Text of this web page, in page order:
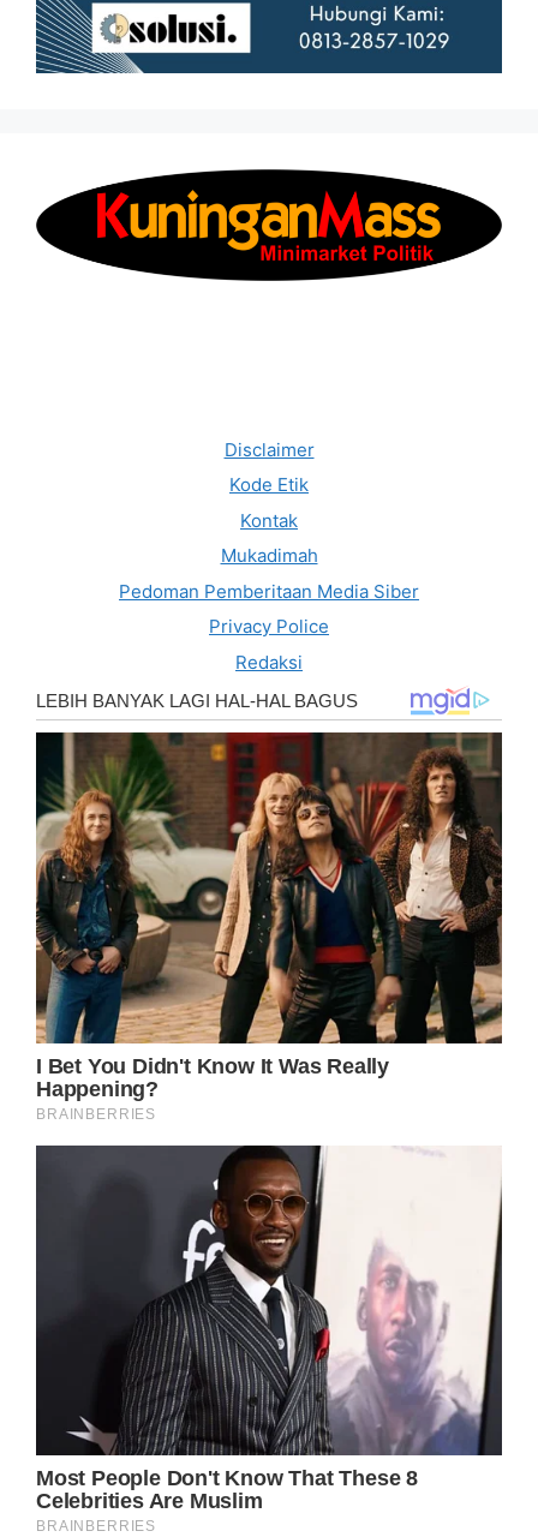
Disclaimer
Kode Etik
Kontak
Mukadimah
Pedoman Pemberitaan Media Siber
Privacy Police
Redaksi